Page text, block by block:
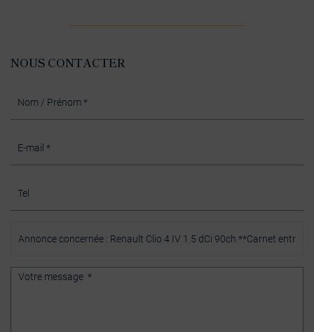
NOUS CONTACTER